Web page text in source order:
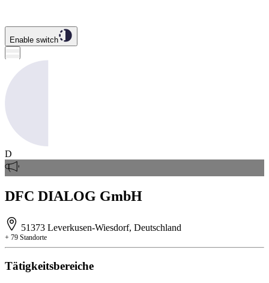
Enable switch
D
DFC DIALOG GmbH
51373 Leverkusen-Wiesdorf, Deutschland
+ 79 Standorte
Tätigkeitsbereiche